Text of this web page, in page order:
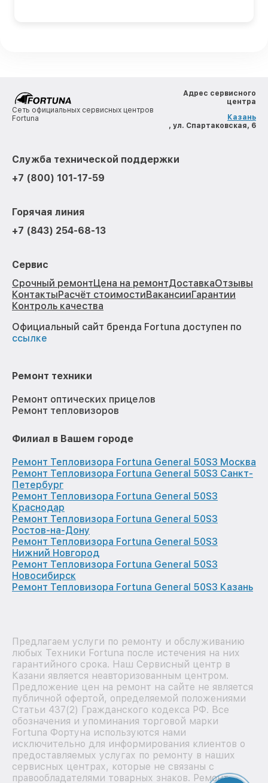
Сеть официальных сервисных центров
Fortuna
Адрес сервисного
центра
Казань
, ул. Спартаковская, 6
Служба технической поддержки
+7 (800) 101-17-59
Горячая линия
+7 (843) 254-68-13
Сервис
Срочный ремонтЦена на ремонтДоставкаОтзывы
КонтактыРасчёт стоимостиВакансииГарантии
Контроль качества
Официальный сайт бренда Fortuna доступен по
ссылке
Ремонт техники
Ремонт оптических прицелов
Ремонт тепловизоров
Филиал в Вашем городе
Ремонт Тепловизора Fortuna General 50S3 Москва
Ремонт Тепловизора Fortuna General 50S3 Санкт-
Петербург
Ремонт Тепловизора Fortuna General 50S3
Краснодар
Ремонт Тепловизора Fortuna General 50S3
Ростов-на-Дону
Ремонт Тепловизора Fortuna General 50S3
Нижний Новгород
Ремонт Тепловизора Fortuna General 50S3
Новосибирск
Ремонт Тепловизора Fortuna General 50S3 Казань
Предлагаем услуги по ремонту и обслуживанию
любых Техники Fortuna после истечения на них
гарантийного срока. Наш Сервисный центр в
Казани является неавторизованным центром.
Предложение цен на ремонт на сайте не является
публичной офертой, определяемой положениями
Статьи 437(2) Гражданского кодекса РФ. Все
обозначения и упоминания торговой марки
Fortuna Фортуна используются нами
исключительно для информирования клиентов о
предоставляемых услугах по ремонту в наших
сервисных центрах, которые не связаны с
правообладателями товарных знаков. Ремонт